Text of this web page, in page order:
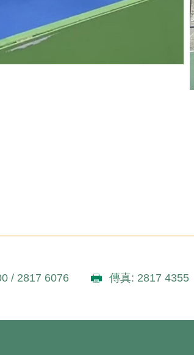
/ 2817 6076 傳真: 2817 4355